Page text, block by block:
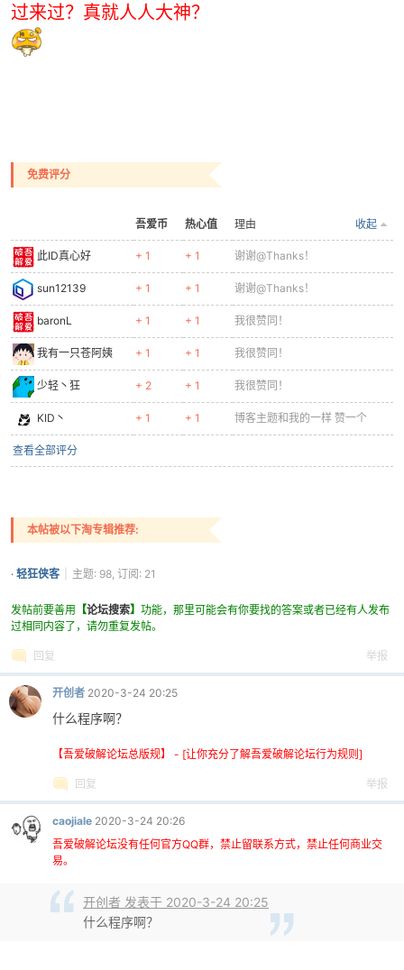
po
jie.
过来过？真就人人大神？
免费评分
吾爱币 热心值 收起
理由
此ID真心好 + 1 + 1 谢谢@Thanks！
sun12139 + 1 + 1 谢谢@Thanks！
baronL + 1 + 1 我很赞同！
我有一只苍阿姨 + 1 + 1 我很赞同！
少轻丶狂 + 2 + 1 我很赞同！
KID丶 + 1 + 1 博客主题和我的一样 赞一个
查看全部评分
本帖被以下淘专辑推荐:
· 轻狂侠客 主题: 98, 订阅: 21
发帖前要善用 【论坛搜索】 功能，那里可能会有你要找的答案或者已经有人发布
过相同内容了，请勿重复发帖。
回复 举报
开创者 2020-3-24 20:25
什么程序啊？
【吾爱破解论坛总版规】 - [让你充分了解吾爱破解论坛行为规则]
回复 举报
caojiale 2020-3-24 20:26
吾爱破解论坛没有任何官方QQ群，禁止留联系方式，禁止任何商业交
易。
开创者 发表于 2020-3-24 20:25
什么程序啊？